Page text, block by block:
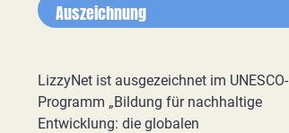
Auszeichnung
LizzyNet ist ausgezeichnet im UNESCO-
Programm „Bildung für nachhaltige
Entwicklung: die globalen